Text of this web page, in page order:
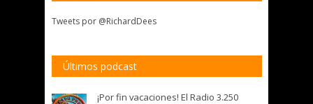
Tweets por @RichardDees
Últimos podcast
¡Por fin vacaciones! El Radio 3.250